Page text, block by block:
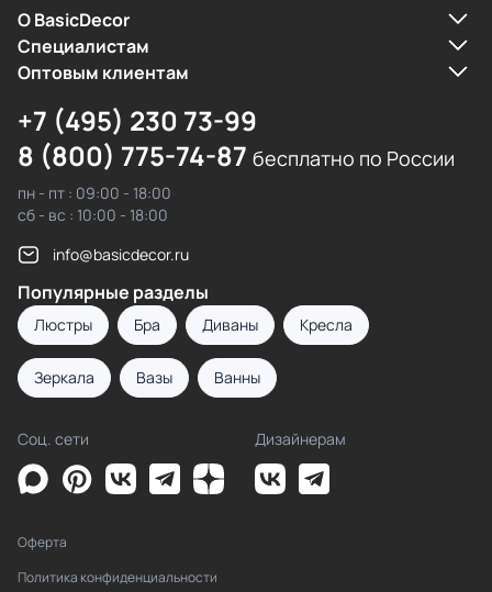
О BasicDecor
Cпециалистам
Оптовым клиентам
+7 (495) 230 73-99
8 (800) 775-74-87 бесплатно по России
пн - пт : 09:00 - 18:00
сб - вс : 10:00 - 18:00
info@basicdecor.ru
Популярные разделы
Люстры Бра Диваны Кресла
Зеркала Вазы Ванны
Соц. сети Дизайнерам
Оферта
Политика конфиденциальности